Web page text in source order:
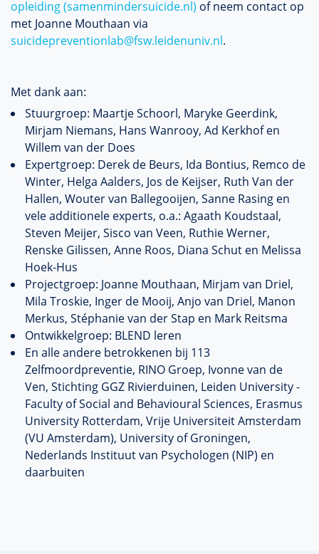
opleiding (samenmindersuicide.nl) of neem contact op
met Joanne Mouthaan via
suicidepreventionlab@fsw.leidenuniv.nl.
Met dank aan:
Stuurgroep: Maartje Schoorl, Maryke Geerdink,
Mirjam Niemans, Hans Wanrooy, Ad Kerkhof en
Willem van der Does
Expertgroep: Derek de Beurs, Ida Bontius, Remco de
Winter, Helga Aalders, Jos de Keijser, Ruth Van der
Hallen, Wouter van Ballegooijen, Sanne Rasing en
vele additionele experts, o.a.: Agaath Koudstaal,
Steven Meijer, Sisco van Veen, Ruthie Werner,
Renske Gilissen, Anne Roos, Diana Schut en Melissa
Hoek-Hus
Projectgroep: Joanne Mouthaan, Mirjam van Driel,
Mila Troskie, Inger de Mooij, Anjo van Driel, Manon
Merkus, Stéphanie van der Stap en Mark Reitsma
Ontwikkelgroep: BLEND leren
En alle andere betrokkenen bij 113
Zelfmoordpreventie, RINO Groep, Ivonne van de
Ven, Stichting GGZ Rivierduinen, Leiden University -
Faculty of Social and Behavioural Sciences, Erasmus
University Rotterdam, Vrije Universiteit Amsterdam
(VU Amsterdam), University of Groningen,
Nederlands Instituut van Psychologen (NIP) en
daarbuiten